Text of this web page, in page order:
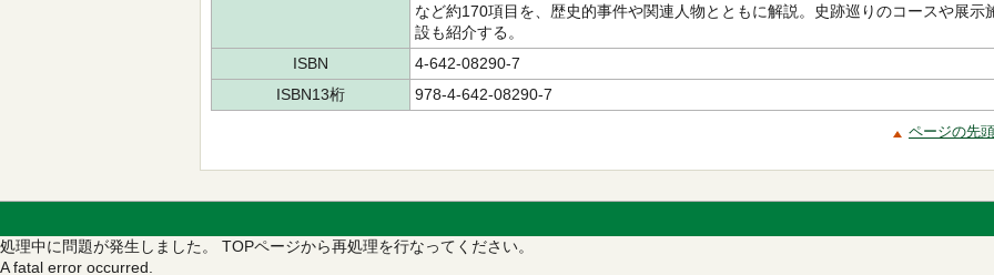
など約170項目を、歴史的事件や関連人物とともに解説。史跡巡りのコースや展示
設も紹介する。
ISBN
4-642-08290-7
ISBN13桁
978-4-642-08290-7
ページの先
処理中に問題が発生しました。 TOPページから再処理を行なってください。
A fatal error occurred.